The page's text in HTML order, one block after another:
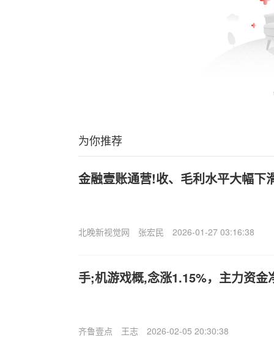
为你推荐
金融壹账通营!收、毛利水平大幅下
北晚新视觉网 张宏民 2026-01-27 03:16:38
手;机游戏概,念涨1.15%，主力资金
齐鲁壹点 王志 2026-02-05 20:30:38